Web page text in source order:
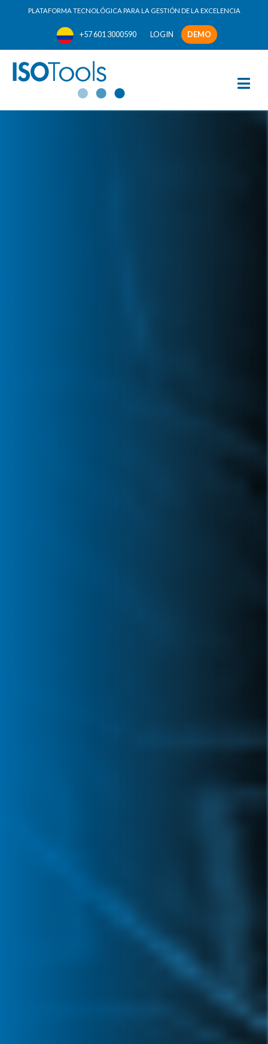
PLATAFORMA TECNOLÓGICA PARA LA GESTIÓN DE LA EXCELENCIA
+57 601 3000590 LOGIN DEMO